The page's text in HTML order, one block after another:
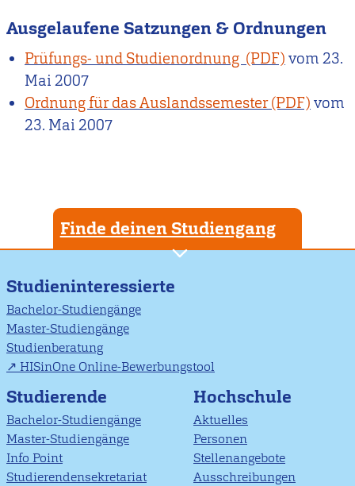
Ausgelaufene Satzungen & Ordnungen
Prüfungs- und Studienordnung vom23.
Mai 2007
Ordnung für das Auslandssemester
vom
23. Mai 2007
Finde deinen Studiengang
Studieninteressierte
Bachelor-Studiengänge
Master-Studiengänge
Studienberatung
HISinOne Online-Bewerbungstool
Studierende
Bachelor-Studiengänge
Master-Studiengänge
Info Point
Studierendensekretariat
Hochschule
Aktuelles
Personen
Stellenangebote
Ausschreibungen